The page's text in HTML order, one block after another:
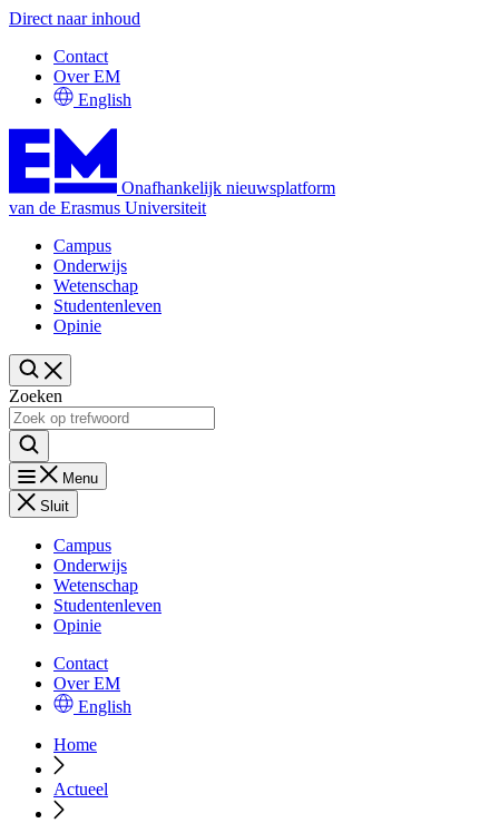
Direct naar inhoud
Contact
Over EM
English
Onafhankelijk nieuwsplatform
van de Erasmus Universiteit
Campus
Onderwijs
Wetenschap
Studentenleven
Opinie
Zoeken
Menu
Sluit
Campus
Onderwijs
Wetenschap
Studentenleven
Opinie
Contact
Over EM
English
Home
Actueel